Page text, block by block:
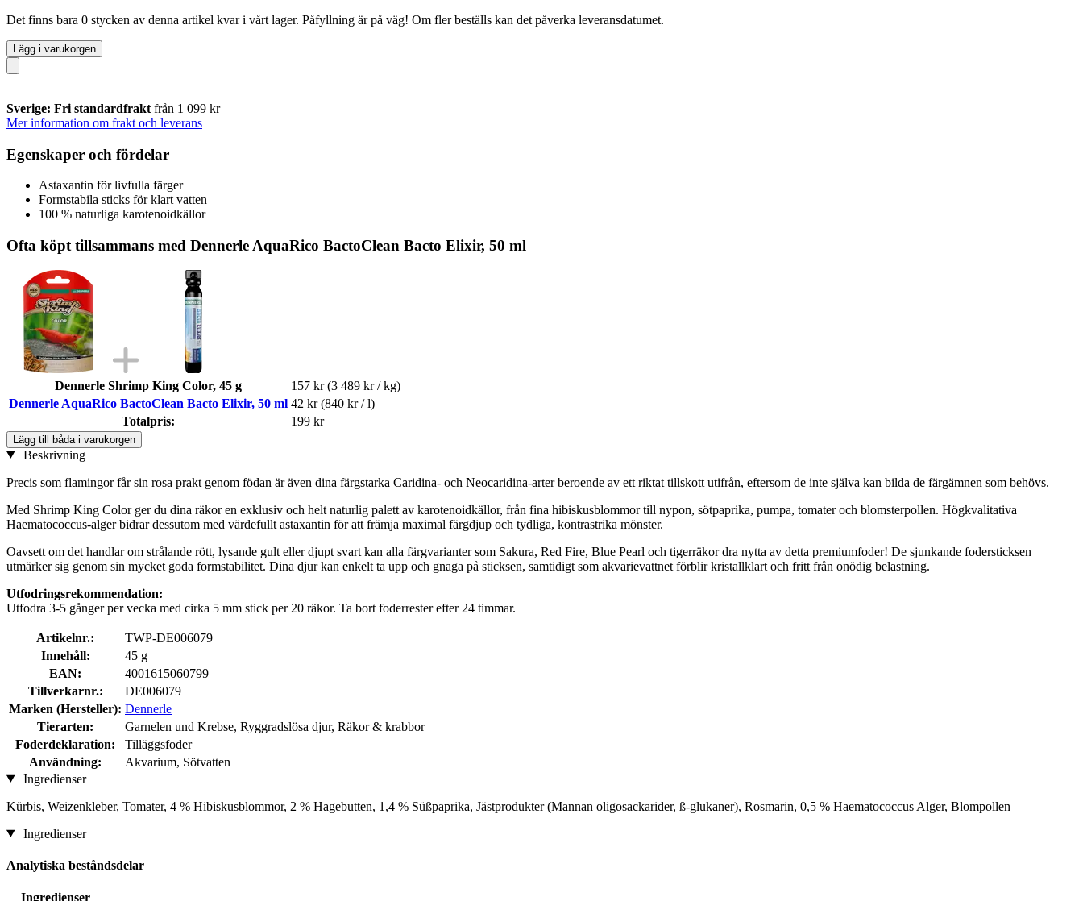
Det finns bara 0 stycken av denna artikel kvar i vårt lager. Påfyllning är på väg! Om fler beställs kan det påverka leveransdatumet.
Lägg i varukorgen
Sverige: Fri standardfrakt från 1 099 kr
Mer information om frakt och leverans
Egenskaper och fördelar
Astaxantin för livfulla färger
Formstabila sticks för klart vatten
100 % naturliga karotenoidkällor
Ofta köpt tillsammans med Dennerle AquaRico BactoClean Bacto Elixir, 50 ml
Dennerle Shrimp King Color, 45 g 157 kr (3 489 kr / kg)
Dennerle AquaRico BactoClean Bacto Elixir, 50 ml 42 kr (840 kr / l)
Totalpris:
199 kr
Lägg till båda i varukorgen
Beskrivning
Precis som flamingor får sin rosa prakt genom födan är även dina färgstarka Caridina- och Neocaridina-arter beroende av ett riktat tillskott utifrån, eftersom de inte själva kan bilda de färgämnen som behövs.
Med Shrimp King Color ger du dina räkor en exklusiv och helt naturlig palett av karotenoidkällor, från fina hibiskusblommor till nypon, sötpaprika, pumpa, tomater och blomsterpollen. Högkvalitativa
Haematococcus-alger bidrar dessutom med värdefullt astaxantin för att främja maximal färgdjup och tydliga, kontrastrika mönster.
Oavsett om det handlar om strålande rött, lysande gult eller djupt svart kan alla färgvarianter som Sakura, Red Fire, Blue Pearl och tigerräkor dra nytta av detta premiumfoder! De sjunkande fodersticksen
utmärker sig genom sin mycket goda formstabilitet. Dina djur kan enkelt ta upp och gnaga på sticksen, samtidigt som akvarievattnet förblir kristallklart och fritt från onödig belastning.
Utfodringsrekommendation:
Utfodra 3-5 gånger per vecka med cirka 5 mm stick per 20 räkor. Ta bort foderrester efter 24 timmar.
Artikelnr.:
TWP-DE006079
Innehåll:
45 g
EAN:
4001615060799
Tillverkarnr.:
DE006079
Marken (Hersteller): Dennerle
Tierarten:
Garnelen und Krebse, Ryggradslösa djur, Räkor & krabbor
Foderdeklaration:
Tilläggsfoder
Användning:
Akvarium, Sötvatten
Ingredienser
Kürbis, Weizenkleber, Tomater, 4 % Hibiskusblommor, 2 % Hagebutten, 1,4 % Süßpaprika, Jästprodukter (Mannan oligosackarider, ß-glukaner), Rosmarin, 0,5 % Haematococcus Alger, Blompollen
Ingredienser
Analytiska beståndsdelar
Ingredienser